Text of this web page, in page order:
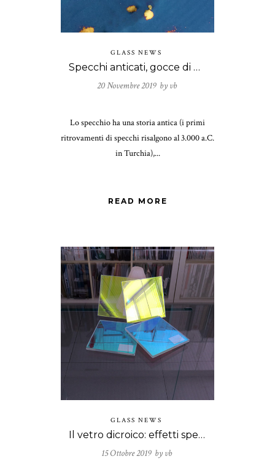
GLASS NEWS
Specchi anticati, gocce di magia
20 Novembre 2019 by vb
Lo specchio ha una storia antica (i primi
ritrovamenti di specchi risalgono al 3.000 a.C.
in Turchia),...
READ MORE
GLASS NEWS
Il vetro dicroico: effetti speciali del IV secolo
15 Ottobre 2019 by vb